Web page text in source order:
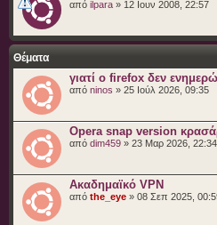
από ilpara » 12 Ιουν 2008, 22:57
Θέματα
γιατί ο firefox δεν
από ninos » 25 Ιούλ 2026, 09:35
Opera snap version
από dim459 » 23 Μαρ 2026, 22:34
Ακαδημαϊκό VPN
από the_eye » 08 Σεπ 2025,